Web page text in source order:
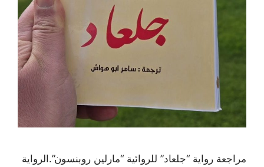
مراجعة رواية “جلعاد” للروائية “مارلين روبنسون”.الرواية